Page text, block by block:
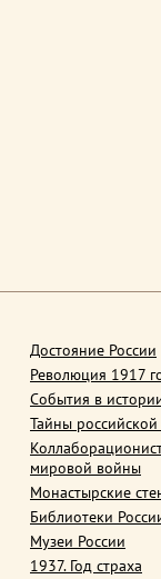
Достояние России
Революция 1917
События в
Тайны
мировой войны
Монастырские
Библиотеки
Музеи России
1937. Год страха